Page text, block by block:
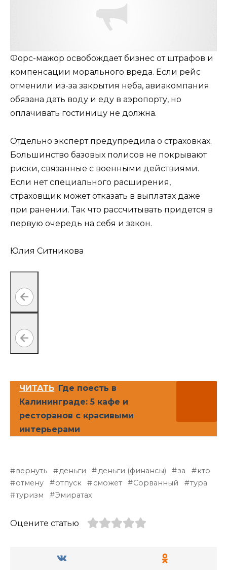
Форс-мажор освобождает бизнес от штрафов и
компенсации морального вреда. Если рейс
отменили из-за закрытия неба, авиакомпания
обязана дать воду и еду в аэропорту, но
оплачивать гостиницу не должна.
Отдельно эксперт предупредила о страховках.
Большинство базовых полисов не покрывают
риски, связанные с военными действиями.
Если нет специального расширения,
страховщик может отказать в выплатах даже
при ранении. Так что рассчитывать придется в
первую очередь на себя и закон.
Юлия Ситникова
ЧИТАТЬ Где поесть в
Калининграде: 5 кафе и
ресторанов с красивыми
интерьерами
вернуть деньги деньги (финансы) за
кто
отмену
отпуск сможет Сорванный
тура
туризм
Эмиратах
Оцените статью